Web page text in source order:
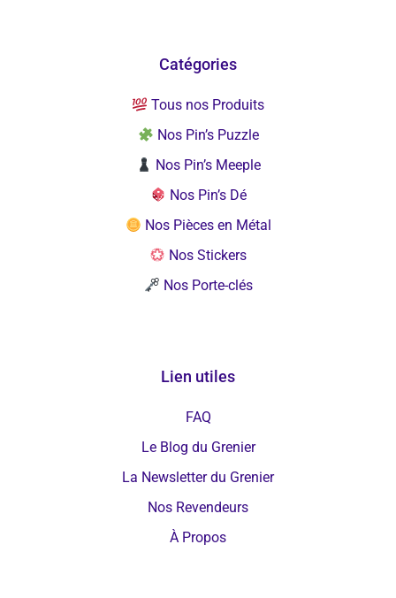
Catégories
Tous nos Produits
Nos Pin’s Puzzle
Nos Pin’s Meeple
Nos Pin’s Dé
Nos Pièces en Métal
Nos Stickers
Nos Porte-clés
Lien utiles
FAQ
Le Blog du Grenier
La Newsletter du Grenier
Nos Revendeurs
À Propos